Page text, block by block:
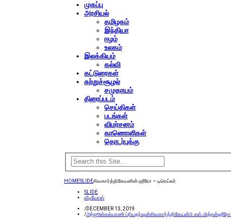
முகப்பு
அரசியல்
தமிழகம்
இந்தியா
ஈழம்
உலகம்
இலக்கியம்
கல்வி
கட்டுரைகள்
சுற்றுச்சூழல்
சமுதாயம்
திரைப்படம்
செய்திகள்
படங்கள்
விமர்சனம்
காணொளிகள்
தொடர்புக்கு
HOMESLIDEசிவகார்த்திகேயனின் ஹீரோ – டிரெய்லர்
SLIDE
வீடியோஸ்
/DECEMBER 13, 2019
/அர்ஜூன்கல்யாணி ப்ரியதர்ஷன்சிவகார்த்திகேயன்பி.எஸ்.மித்ரன்ஹீரோ